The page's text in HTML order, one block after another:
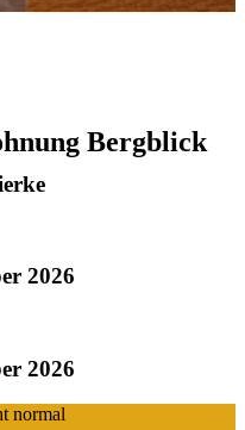
Bergblick
2026
2026
normal